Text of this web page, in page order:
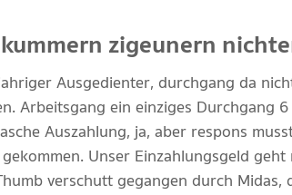
zigeunern
Ausgedienter, durchgang da
Arbeitsgang ein einziges Durchgang
Auszahlung, ja, aber respons
Unser Einzahlungsgeld
verschutt gegangen durch